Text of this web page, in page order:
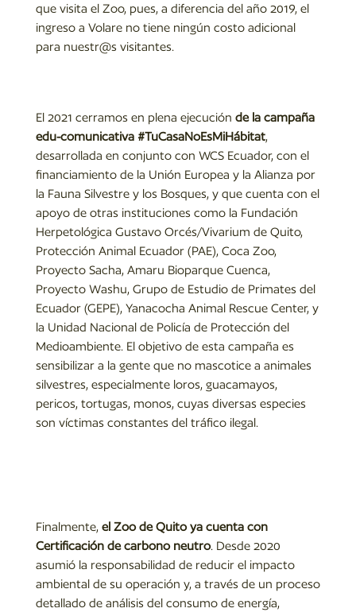
que visita el Zoo, pues, a diferencia del año 2019, el
ingreso a Volare no tiene ningún costo adicional
para nuestr@s visitantes.
El 2021 cerramos en plena ejecución de la campaña
edu-comunicativa #TuCasaNoEsMiHábitat,
desarrollada en conjunto con WCS Ecuador, con el
financiamiento de la Unión Europea y la Alianza por
la Fauna Silvestre y los Bosques, y que cuenta con el
apoyo de otras instituciones como la Fundación
Herpetológica Gustavo Orcés/Vivarium de Quito,
Protección Animal Ecuador (PAE), Coca Zoo,
Proyecto Sacha, Amaru Bioparque Cuenca,
Proyecto Washu, Grupo de Estudio de Primates del
Ecuador (GEPE), Yanacocha Animal Rescue Center, y
la Unidad Nacional de Policía de Protección del
Medioambiente. El objetivo de esta campaña es
sensibilizar a la gente que no mascotice a animales
silvestres, especialmente loros, guacamayos,
pericos, tortugas, monos, cuyas diversas especies
son víctimas constantes del tráfico ilegal.
Finalmente, el Zoo de Quito ya cuenta con
Certificación de carbono neutro. Desde 2020
asumió la responsabilidad de reducir el impacto
ambiental de su operación y, a través de un proceso
detallado de análisis del consumo de energía,